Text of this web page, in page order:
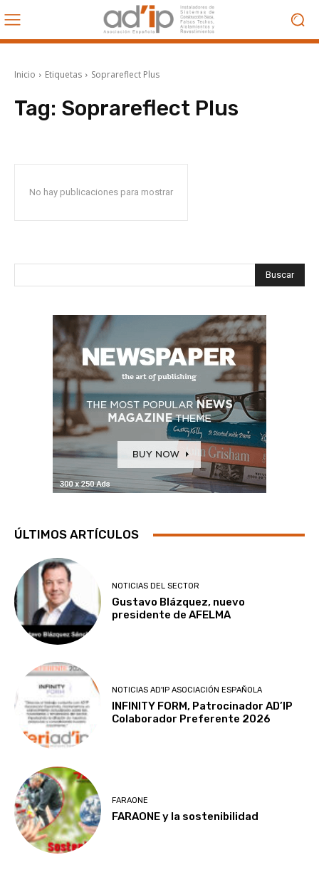
Inicio Etiquetas Soprareflect Plus
Tag: Soprareflect Plus
No hay publicaciones para mostrar
Buscar
ÚLTIMOS ARTÍCULOS
NOTICIAS DEL SECTOR
Gustavo Blázquez, nuevo
presidente de AFELMA
NOTICIAS AD'IP ASOCIACIÓN ESPAÑOLA
INFINITY FORM, Patrocinador AD’IP
Colaborador Preferente 2026
FARAONE
FARAONE y la sostenibilidad